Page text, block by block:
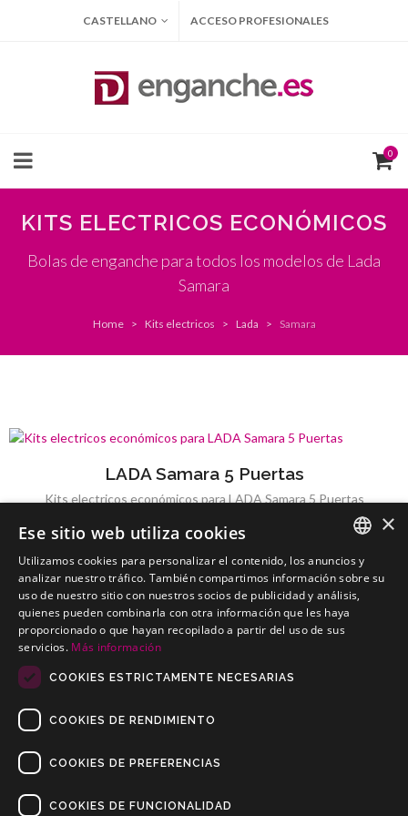
CASTELLANO ACCESO PROFESIONALES
0
KITS ELECTRICOS ECONÓMICOS
Bolas de enganche para todos los modelos de Lada
Samara
Home Kits electricos Lada Samara
LADA Samara 5 Puertas
Kits electricos económicos para LADA Samara 5 Puertas
LADA Samara Sedán
Kits electricos económicos para LADA Samara Sedán
Copyrights © 2019 Todos los Derechos Reservados Dilusur, S.L.
SPANISH
PORTUGUESE
×
Ese sitio web utiliza cookies
Utilizamos cookies para personalizar el contenido, los anuncios y
analizar nuestro tráfico. También compartimos información sobre su
uso de nuestro sitio con nuestros socios de publicidad y análisis,
quienes pueden combinarla con otra información que les haya
proporcionado o que hayan recopilado a partir del uso de sus
servicios. Más información
COOKIES ESTRICTAMENTE NECESARIAS
COOKIES DE RENDIMIENTO
COOKIES DE PREFERENCIAS
COOKIES DE FUNCIONALIDAD